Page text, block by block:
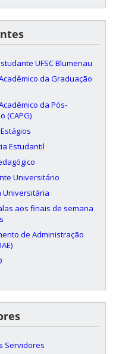
UFSC Blumenau
da Graduação
da Pós-
(CAPG)
Estudantil
Universitário
Universitária
aos finais de semana
de Administração
Servidores